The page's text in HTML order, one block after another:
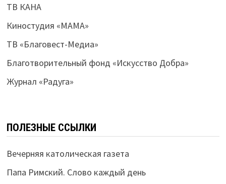
ТВ КАНА
Киностудия «МАМА»
ТВ «Благовест-Медиа»
Благотворительный фонд «Искусство Добра»
Журнал «Радуга»
ПОЛЕЗНЫЕ ССЫЛКИ
Вечерняя католическая газета
Папа Римский. Слово каждый день